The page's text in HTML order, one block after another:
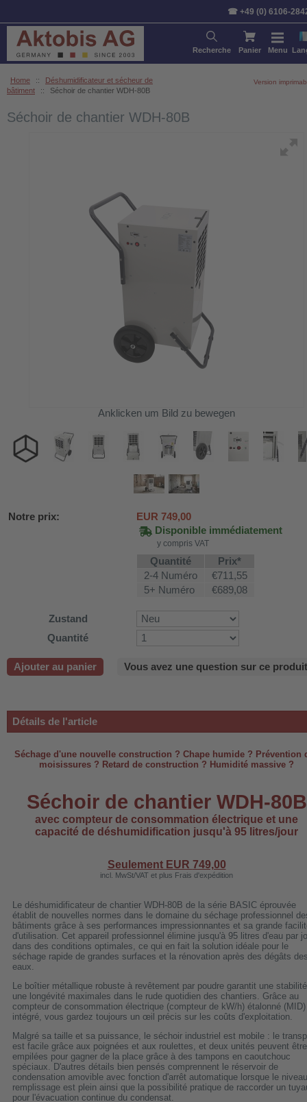
☎ +49 (0) 6106-
Recherche Panier Menu
AF500B
Home ::
Déshumidificateur et sécheur de
bâtiment
:: Séchoir de chantier WDH-80B
Version
Séchoir de chantier WDH-80B
Anklicken um Bild zu bewegen
Notre prix: EUR 749,00
Disponible immédiatement
y compris VAT
Quantité
Prix*
2-4 Numéro
€711,55
5+ Numéro
€689,08
Zustand
Quantité
Ajouter au panier Vous avez une question sur ce
Détails de l'article
Séchage d'une nouvelle construction ? Chape humide ? Prévention
moisissures ? Retard de construction ? Humidité massive ?
Séchoir de chantier WDH-80B
avec compteur de consommation électrique et une
capacité de déshumidification jusqu'à 95 litres/jour
Seulement EUR 749,00
incl. MwSt/VAT et plus Frais d'expédition
Le déshumidificateur de chantier WDH-80B de la série BASIC éprouvée
établit de nouvelles normes dans le domaine du séchage professionnel
bâtiments grâce à ses performances impressionnantes et sa grande
d'utilisation. Cet appareil professionnel élimine jusqu'à 95 litres d'eau par
dans des conditions optimales, ce qui en fait la solution idéale pour le
séchage rapide de grandes surfaces et la rénovation après des dégâts
eaux.
Le boîtier métallique robuste à revêtement par poudre garantit une
une longévité maximales dans le rude quotidien des chantiers. Grâce au
compteur de consommation électrique (compteur de kW/h) étalonné (MID)
intégré, vous gardez toujours un œil précis sur les coûts d'exploitation.
Malgré sa taille et sa puissance, le séchoir industriel est mobile : le
est facile grâce aux poignées et aux roulettes, et deux unités peuvent être
empilées pour gagner de la place grâce à des tampons en caoutchouc
spéciaux. D'autres détails bien pensés comprennent le réservoir de
condensation amovible avec fonction d'arrêt automatique lorsque le
remplissage est plein ainsi que la possibilité pratique de raccorder un
pour l'évacuation continue du condensat.